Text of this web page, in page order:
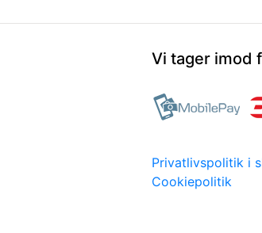
Vi tager imod
Privatlivspolitik i
Cookiepolitik